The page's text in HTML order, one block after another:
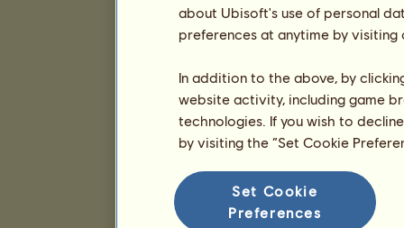
about Ubisoft's use of personal
preferences at anytime by
In addition to the above, by
website activity, including game
technologies. If you wish to
by visiting the “Set Cookie
Set Cookie
Preferences